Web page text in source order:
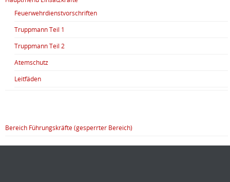
Feuerwehrdienstvorschriften
Truppmann Teil 1
Truppmann Teil 2
Atemschutz
Leitfäden
Bereich Führungskräfte (gesperrter Bereich)